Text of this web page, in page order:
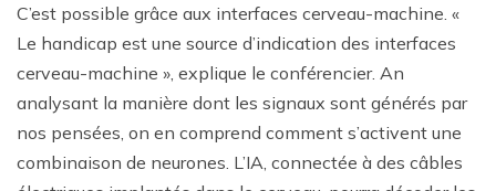
C’est possible grâce aux interfaces cerveau-machine. «
Le handicap est une source d’indication des interfaces
cerveau-machine », explique le conférencier. An
analysant la manière dont les signaux sont générés par
nos pensées, on en comprend comment s’activent une
combinaison de neurones. L’IA, connectée à des câbles